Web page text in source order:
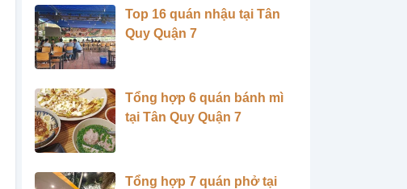
Top 16 quán nhậu tại Tân
Quy Quận 7
Tổng hợp 6 quán bánh mì
tại Tân Quy Quận 7
Tổng hợp 7 quán phở tại